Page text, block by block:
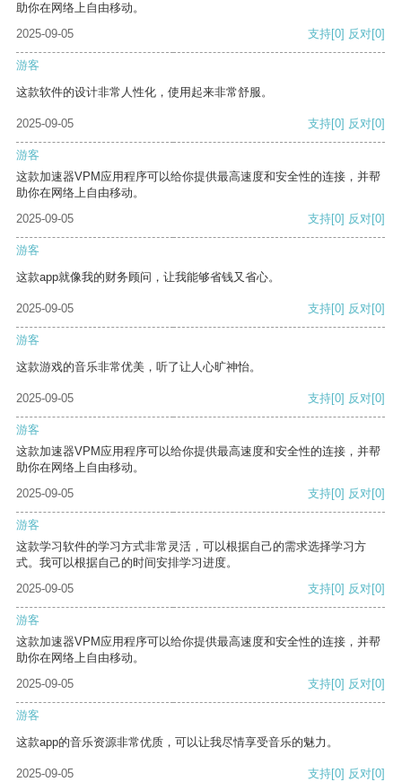
助你在网络上自由移动。
2025-09-05
支持[0] 反对[0]
游客
这款软件的设计非常人性化，使用起来非常舒服。
2025-09-05 支持[0] 反对[0]
游客
这款加速器VPM应用程序可以给你提供最高速度和安全性的连接，并帮
助你在网络上自由移动。
2025-09-05
支持[0] 反对[0]
游客
这款app就像我的财务顾问，让我能够省钱又省心。
2025-09-05 支持[0] 反对[0]
游客
这款游戏的音乐非常优美，听了让人心旷神怡。
2025-09-05 支持[0] 反对[0]
游客
这款加速器VPM应用程序可以给你提供最高速度和安全性的连接，并帮
助你在网络上自由移动。
2025-09-05
支持[0] 反对[0]
游客
这款学习软件的学习方式非常灵活，可以根据自己的需求选择学习方
式。我可以根据自己的时间安排学习进度。
2025-09-05
支持[0] 反对[0]
游客
这款加速器VPM应用程序可以给你提供最高速度和安全性的连接，并帮
助你在网络上自由移动。
2025-09-05
支持[0] 反对[0]
游客
这款app的音乐资源非常优质，可以让我尽情享受音乐的魅力。
2025-09-05 支持[0] 反对[0]